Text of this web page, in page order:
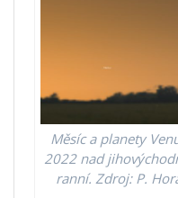
Měsíc a planety
2022 nad
ranní. Zdroj: P.